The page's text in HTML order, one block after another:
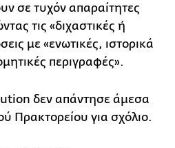
σε τυχόν απαραίτητες
τις «διχαστικές ή
με «ενωτικές, ιστορικά
περιγραφές».
δεν απάντησε άμεσα
Πρακτορείου για σχόλιο.